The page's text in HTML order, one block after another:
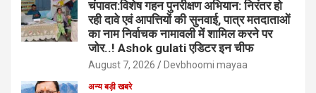
चंपावत:विशेष गहन पुनरीक्षण अभियान: निरंतर हो
रही दावे एवं आपत्तियों की सुनवाई, पात्र मतदाताओं
का नाम निर्वाचक नामावली में शामिल करने पर
जोर..! Ashok gulati एडिटर इन चीफ
August 7, 2026 Devbhoomi mayaa
अन्य बड़ी खबरे